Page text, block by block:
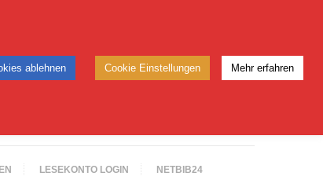
LESEKONTO LOGIN NETBIB24
ablehnen Cookie Einstellungen Mehr erfahren